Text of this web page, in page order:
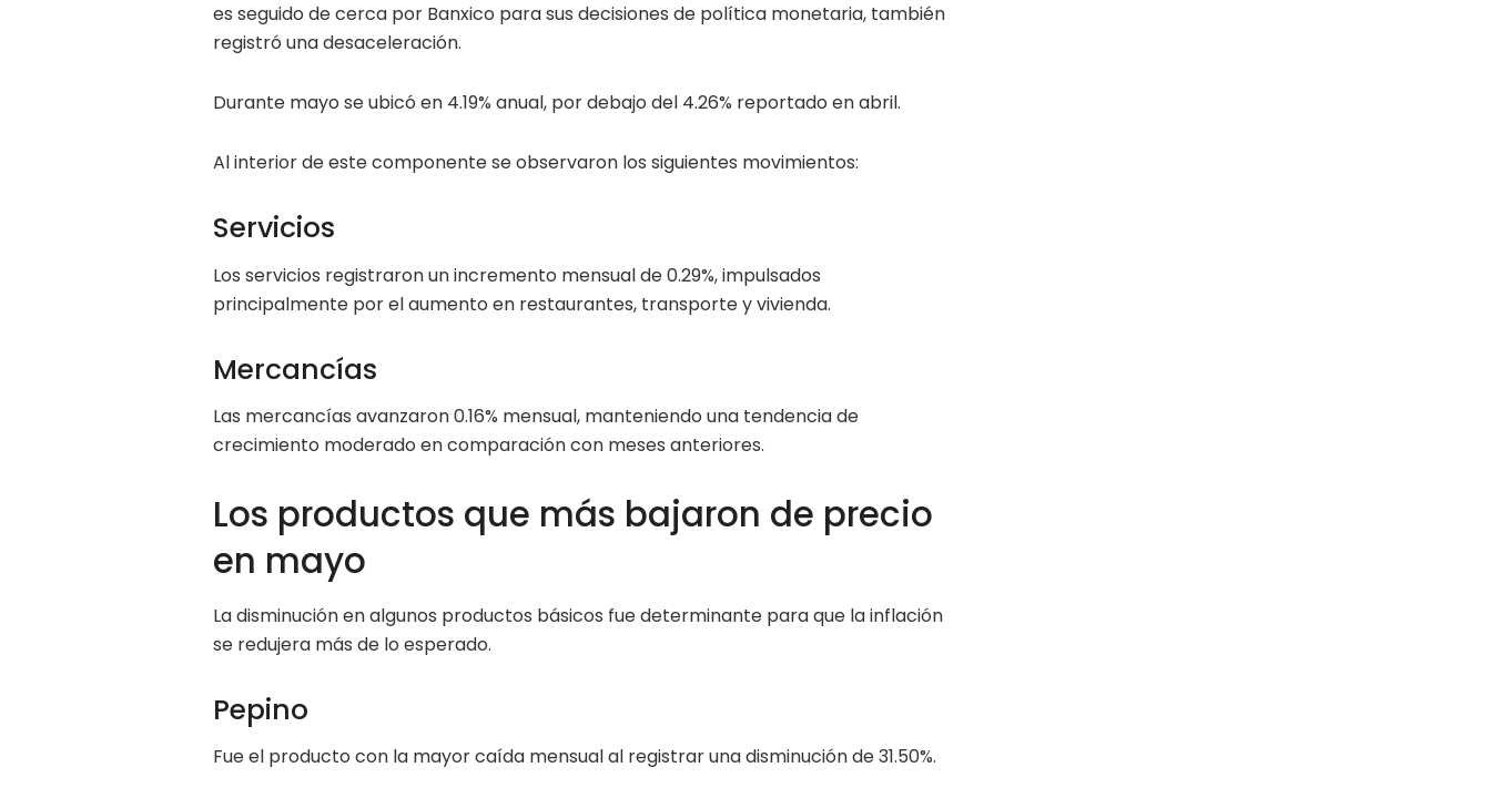
es seguido de cerca por Banxico para sus decisiones de política monetaria, también
registró una desaceleración.
Durante mayo se ubicó en 4.19% anual, por debajo del 4.26% reportado en abril.
Al interior de este componente se observaron los siguientes movimientos:
Servicios
Los servicios registraron un incremento mensual de 0.29%, impulsados
principalmente por el aumento en restaurantes, transporte y vivienda.
Mercancías
Las mercancías avanzaron 0.16% mensual, manteniendo una tendencia de
crecimiento moderado en comparación con meses anteriores.
Los productos que más bajaron de precio
en mayo
La disminución en algunos productos básicos fue determinante para que la inflación
se redujera más de lo esperado.
Pepino
Fue el producto con la mayor caída mensual al registrar una disminución de 31.50%.